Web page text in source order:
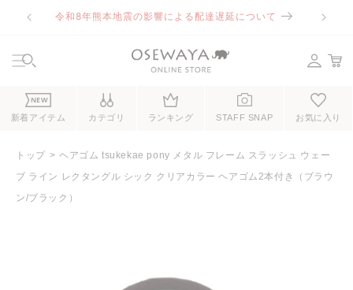
ンツに令和8年熊本地震の影響による配達遅延について
NEW
新着アイテム カテゴリ ランキング STAFF SNAP お気に入り
トップ
ヘアゴム tsukekae pony メタル フレーム スラッシュ ウェー
ブ ライン レクタングル シック クリアカラー ヘアゴム2本付き（ブラウ
ン/ブラック）